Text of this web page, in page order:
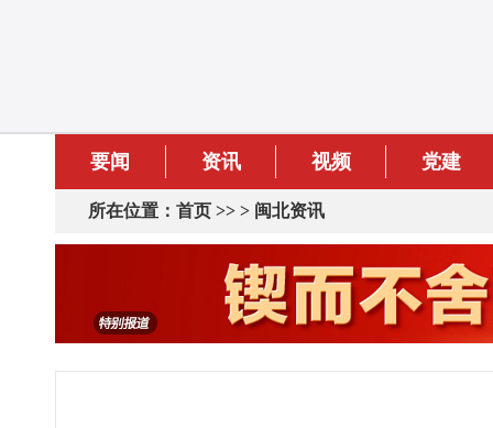
要闻 资讯 视频 党建
所在位置： 首页 >> > 闽北资讯